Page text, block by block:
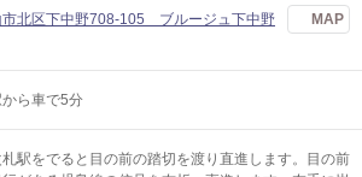
市北区下中野708-105 ブルージュ下中野
MAP
ら車で5分
駅をでると目の前の踏切を渡り直進します。目の前